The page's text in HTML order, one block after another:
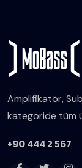
Amplifikatör,
kategoride tüm
+90 444 2 567